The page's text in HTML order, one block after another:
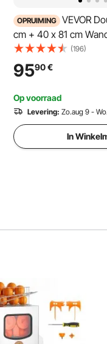
OPRUIMING VEVOR
cm + 40 x 81 cm
verplaatsbare plank,
zeep- en shampoo-
voor badkamerdouche
(196)
9590€
Op voorraad
Levering: Zo.aug 9 -
In